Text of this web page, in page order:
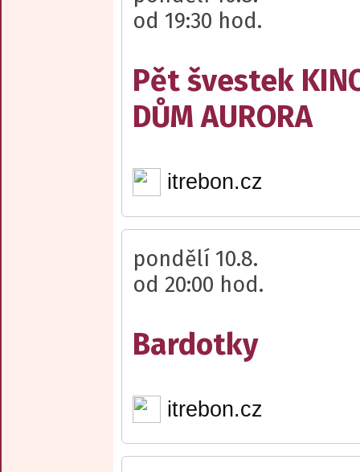
od 19:30 hod.
Pět švestek
DŮM AURORA
itrebon.cz
pondělí 10.8.
od 20:00 hod.
Bardotky
itrebon.cz